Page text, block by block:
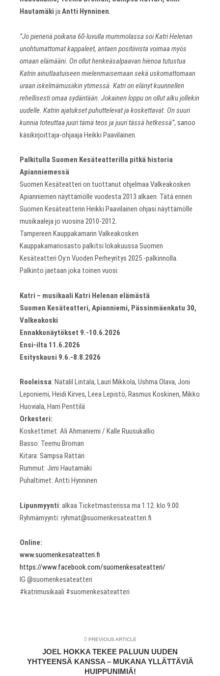
Hautamäki jaAntti Hynninen.
”Jo pienenä poikana 60-luvulla mummolassa soi Katri Helenan
unohtumattomat kappaleet, antaen positiivista voimaa myös
omaan elämääni. On ollut henkeäsalpaavan hienoa tutustua
Katrin ainutlaatuiseen mielenmaisemaan sekä uskomattomaan
uraan iskelmämusiikin ytimessä. Katri on elänyt kuunnellen
rehellisesti omaa sydäntään. Jokainen loppu on ollut alku jollekin
uudelle. Katrin ajatukset puhuttelevat ja koskettavat. On suuri
kunnia toteuttaa juuri tämä teos ja juuri tässä hetkessä”, sanoo
käsikirjoittaja-ohjaaja Heikki Paavilainen.
Palkitulla Suomen Kesäteatterilla pitkä historia
Apianniemessä
Suomen Kesäteatteri on tuottanut ohjelmaa Valkeakosken
Apianniemen näyttämölle vuodesta 2013 alkaen. Tätä ennen
Suomen Kesäteatterin Heikki Paavilainen ohjasi näyttämölle
musikaaleja jo vuosina 2010-2012.
Tampereen Kauppakamarin Valkeakosken
Kauppakamariosasto palkitsi lokakuussa Suomen
Kesäteatteri Oy:n Vuoden Perheyritys 2025 -palkinnolla.
Palkinto jaetaan joka toinen vuosi.
Katri – musikaali Katri Helenan elämästä
Suomen Kesäteatteri, Apianniemi, Pässinmäenkatu 30,
Valkeakoski
Ennakkonäytökset 9.-10.6.2026
Ensi-ilta 11.6.2026
Esityskausi 9.6.-8.8.2026
Rooleissa: Natalil Lintala, Lauri Mikkola, Ushma Olava, Joni
Leponiemi, Heidi Kirves, Leea Lepistö, Rasmus Koskinen, Mikko
Huoviala, Harri Penttilä
Orkesteri:
Koskettimet: Ali Ahmaniemi / Kalle Ruusukallio
Basso: Teemu Broman
Kitara: Sampsa Rättäri
Rummut: Jimi Hautamäki
Puhaltimet: Antti Hynninen
Lipunmyynti: alkaa Ticketmasterissa ma 1.12. klo 9.00.
Ryhmämyynti: ryhmat@suomenkesateatteri.fi
Online:
www.suomenkesateatteri.fi
https://www.facebook.com/suomenkesateatteri/
IG @suomenkesateatteri
#katrimusikaali #suomenkesäteatteri
PREVIOUS ARTICLE
JOEL HOKKA TEKEE PALUUN UUDEN
YHTYEENSÄ KANSSA – MUKANA YLLÄTTÄVIÄ
HUIPPUNIMIÄ!